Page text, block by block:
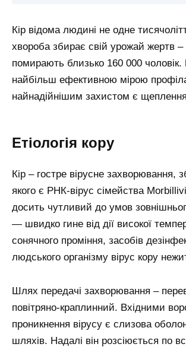
Кір відома людині не одне
хвороба збирає свій урожай жертв –
помирають близько 160 000
найбільш ефективною мірою
найнадійнішим захистом є щеплення
Етіологія кору
Кір – гостре вірусне захворювання,
якого є РНК-вірус сімейства
досить чутливий до умов
— швидко гине від дії високої
сонячного проміння, засобів
людського організму вірус кору
Шлях передачі захворювання –
повітряно-краплинний. Вхідними
проникнення вірусу є слизова
шляхів. Надалі він розсіюється по